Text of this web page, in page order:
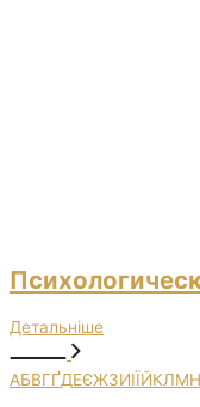
Детальніше
АБВГҐДЕЄЖЗИІЇЙКЛМН